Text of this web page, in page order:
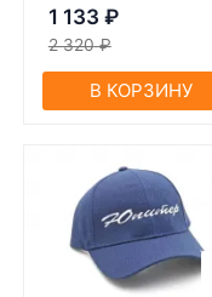
1 133 ₽
2 320 ₽
В КОРЗИНУ